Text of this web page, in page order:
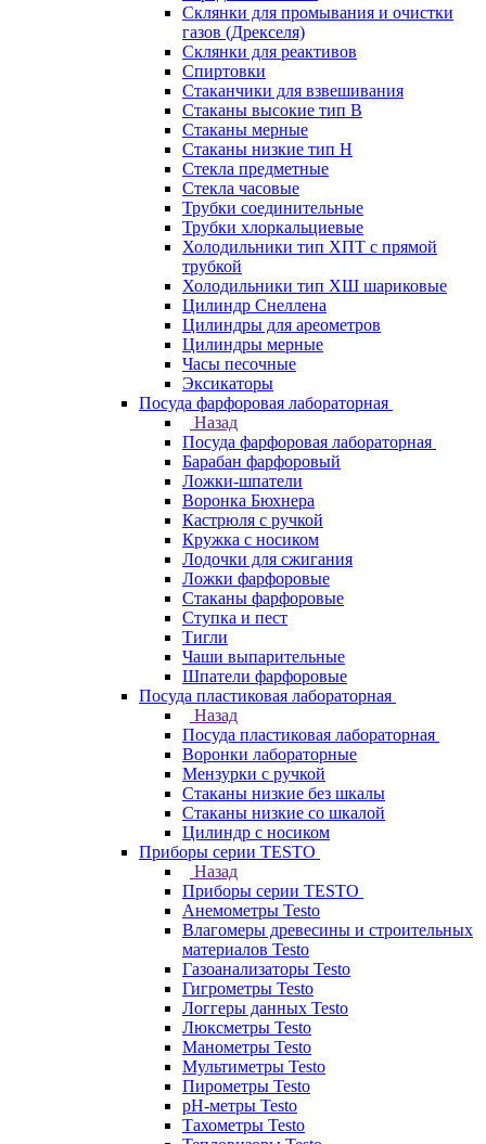
Склянки для промывания и очистки
газов (Дрекселя)
Склянки для реактивов
Спиртовки
Стаканчики для взвешивания
Стаканы высокие тип В
Стаканы мерные
Стаканы низкие тип Н
Стекла предметные
Стекла часовые
Трубки соединительные
Трубки хлоркальциевые
Холодильники тип ХПТ с прямой
трубкой
Холодильники тип ХШ шариковые
Цилиндр Снеллена
Цилиндры для ареометров
Цилиндры мерные
Часы песочные
Эксикаторы
Посуда фарфоровая лабораторная
Назад
Посуда фарфоровая лабораторная
Барабан фарфоровый
Ложки-шпатели
Воронка Бюхнера
Кастрюля с ручкой
Кружка с носиком
Лодочки для сжигания
Ложки фарфоровые
Стаканы фарфоровые
Ступка и пест
Тигли
Чаши выпарительные
Шпатели фарфоровые
Посуда пластиковая лабораторная
Назад
Посуда пластиковая лабораторная
Воронки лабораторные
Мензурки с ручкой
Стаканы низкие без шкалы
Стаканы низкие со шкалой
Цилиндр с носиком
Приборы серии TESTO
Назад
Приборы серии TESTO
Анемометры Testo
Влагомеры древесины и строительных
материалов Testo
Газоанализаторы Testo
Гигрометры Testo
Логгеры данных Testo
Люксметры Testo
Манометры Testo
Мультиметры Testo
Пирометры Testo
pH-метры Testo
Тахометры Testo